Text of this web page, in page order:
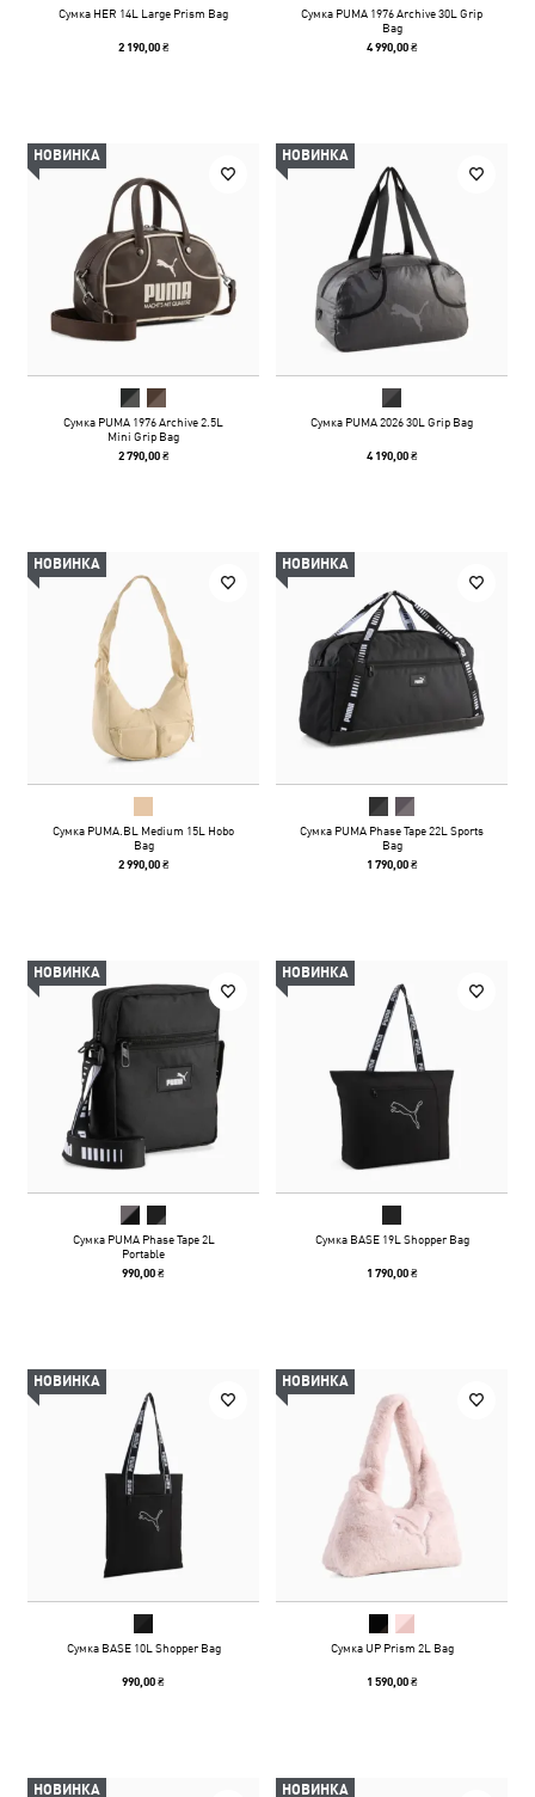
Сумка HER 14L Large Prism Bag
2 190,00 ₴
Сумка PUMA 1976 Archive 30L Grip
Bag
4 990,00 ₴
НОВИНКА
Сумка PUMA 1976 Archive 2.5L
Mini Grip Bag
2 790,00 ₴
НОВИНКА
Сумка PUMA 2026 30L Grip Bag
4 190,00 ₴
НОВИНКА
Сумка PUMA.BL Medium 15L Hobo
Bag
2 990,00 ₴
НОВИНКА
Сумка PUMA Phase Tape 22L Sports
Bag
1 790,00 ₴
НОВИНКА
Сумка PUMA Phase Tape 2L
Portable
990,00 ₴
НОВИНКА
Сумка BASE 19L Shopper Bag
1 790,00 ₴
НОВИНКА
Сумка BASE 10L Shopper Bag
990,00 ₴
НОВИНКА
Сумка UP Prism 2L Bag
1 590,00 ₴
НОВИНКА НОВИНКА